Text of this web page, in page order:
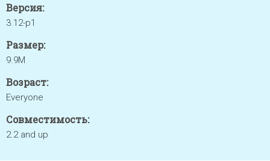
Версия:
3.12-p1
Размер:
9.9M
Возраст:
Everyone
Совместимость:
2.2 and up